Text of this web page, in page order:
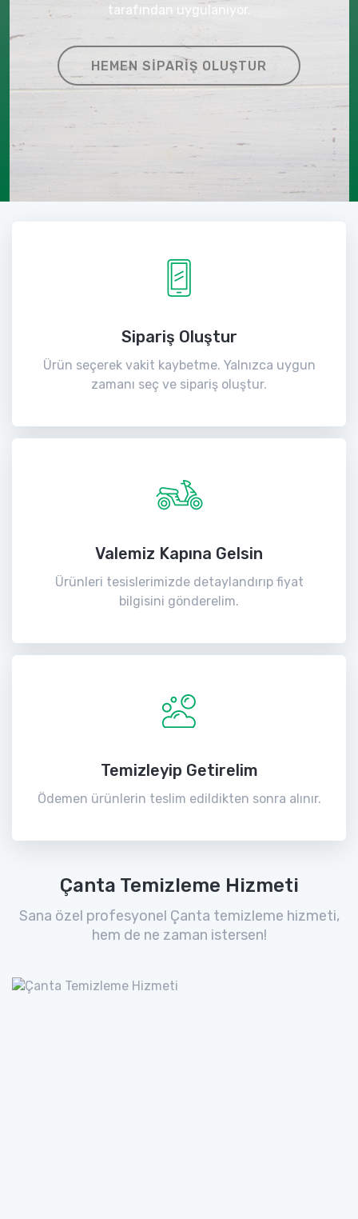
tarafından uygulanıyor.
HEMEN SIPARIŞ OLUŞTUR
Sipariş Oluştur
Ürün seçerek vakit kaybetme. Yalnızca uygun
zamanı seç ve sipariş oluştur.
Valemiz Kapına Gelsin
Ürünleri tesislerimizde detaylandırıp fiyat
bilgisini gönderelim.
Temizleyip Getirelim
Ödemen ürünlerin teslim edildikten sonra alınır.
Çanta Temizleme Hizmeti
Sana özel profesyonel Çanta temizleme hizmeti,
hem de ne zaman istersen!